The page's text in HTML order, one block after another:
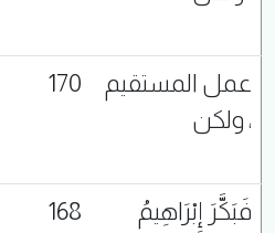
عمل المستقيم
، ولكن
170
فَبَكَّرَ إِبْرَاهِيمُ
168